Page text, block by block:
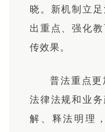
晓。新机制立
出重点、强化
传效果。
普法重点
法律法规和业
解、释法明理